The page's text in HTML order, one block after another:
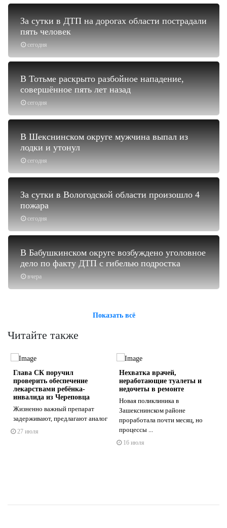
сегодня
За сутки в ДТП на дорогах области пострадали
пять человек
сегодня
В Тотьме раскрыто разбойное нападение,
совершённое пять лет назад
сегодня
В Шекснинском округе мужчина выпал из
лодки и утонул
сегодня
За сутки в Вологодской области произошло 4
пожара
вчера
В Бабушкинском округе возбуждено уголовное
дело по факту ДТП с гибелью подростка
Показать всё
Читайте также
Глава СК поручил
проверить обеспечение
лекарствами ребёнка-
инвалида из Череповца
Жизненно важный препарат
задерживают, предлагают аналог
27 июля
Нехватка врачей,
неработающие туалеты и
недочеты в ремонте
Новая поликлиника в
Зашекснинском районе
проработала почти месяц, но
процессы ...
16 июля